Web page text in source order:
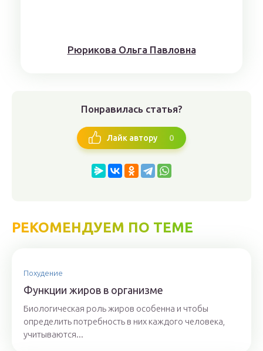
Рюрикoвa Oльгa Пaвлoвнa
Понравилась статья?
Лайк автору 0
РЕКОМЕНДУЕМ ПО ТЕМЕ
Похудение
Функции жиров в организме
Биологическая роль жиров особенна и чтобы
определить потребность в них каждого человека,
учитываются...